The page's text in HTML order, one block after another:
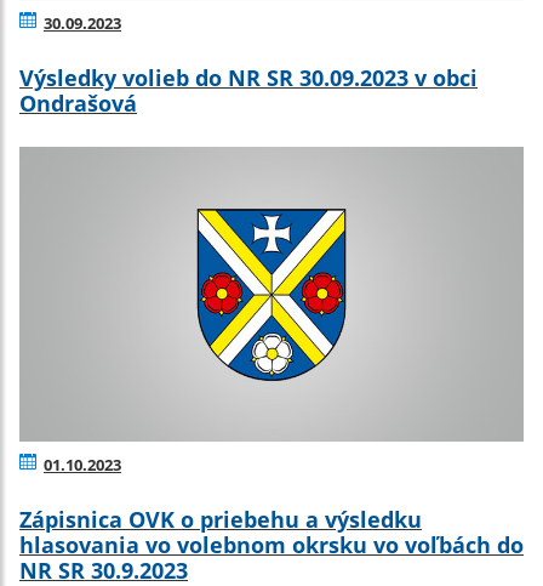
30.09.2023
Výsledky volieb do NR SR 30.09.2023 v obci
Ondrašová
01.10.2023
Zápisnica OVK o priebehu a výsledku
hlasovania vo volebnom okrsku vo voľbách do
NR SR 30.9.2023